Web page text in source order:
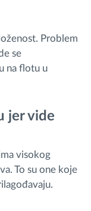
Problem
se
na flotu u
jer vide
visokog
To su one koje